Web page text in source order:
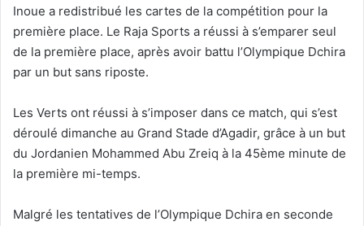
Inoue a redistribué les cartes de la compétition pour la
première place. Le Raja Sports a réussi à s’emparer seul
de la première place, après avoir battu l’Olympique Dchira
par un but sans riposte.
Les Verts ont réussi à s’imposer dans ce match, qui s’est
déroulé dimanche au Grand Stade d’Agadir, grâce à un but
du Jordanien Mohammed Abu Zreiq à la 45ème minute de
la première mi-temps.
Malgré les tentatives de l’Olympique Dchira en seconde